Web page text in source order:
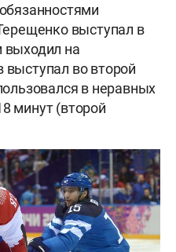
выступал в
на
во второй
в неравных
минут (второй